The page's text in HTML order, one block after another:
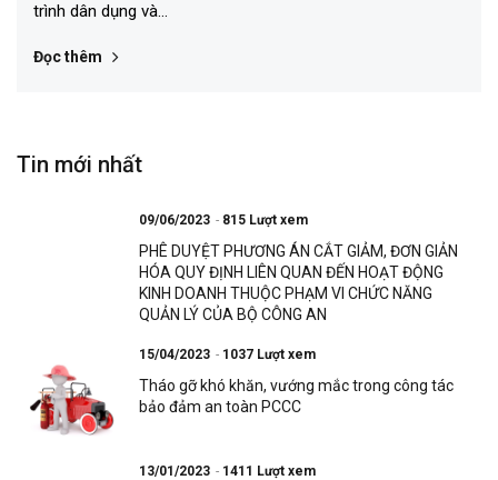
trình dân dụng và...
Đọc thêm
Tin mới nhất
09/06/2023 815 Lượt xem
PHÊ DUYỆT PHƯƠNG ÁN CẮT GIẢM, ĐƠN GIẢN
HÓA QUY ĐỊNH LIÊN QUAN ĐẾN HOẠT ĐỘNG
KINH DOANH THUỘC PHẠM VI CHỨC NĂNG
QUẢN LÝ CỦA BỘ CÔNG AN
15/04/2023 1037 Lượt xem
Tháo gỡ khó khăn, vướng mắc trong công tác
bảo đảm an toàn PCCC
13/01/2023 1411 Lượt xem